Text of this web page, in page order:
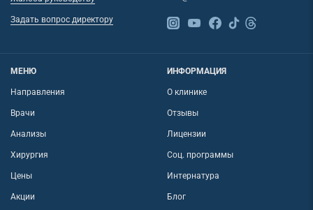
Задать вопрос директору
МЕНЮ
Направления
Врачи
Анализы
Хирургия
Цены
Акции
ИНФОРМАЦИЯ
О клинике
Отзывы
Лицензии
Соц. программы
Интернатура
Блог